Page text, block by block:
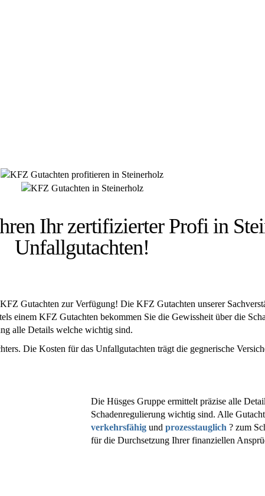
Ihr zertifizierter Profi in
Unfallgutachten!
Gutachten zur Verfügung! Die KFZ Gutachten unserer
einem KFZ Gutachten bekommen Sie die Gewissheit über die
alle Details welche wichtig sind.
Die Kosten für das Unfallgutachten trägt die gegnerische
Die Hüsges Gruppe ermittelt präzise alle
Schadenregulierung wichtig sind. Alle
verkehrsfähig und prozesstauglich ? zum
für die Durchsetzung Ihrer finanziellen